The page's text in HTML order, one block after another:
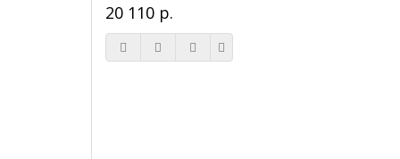
20 110 р.